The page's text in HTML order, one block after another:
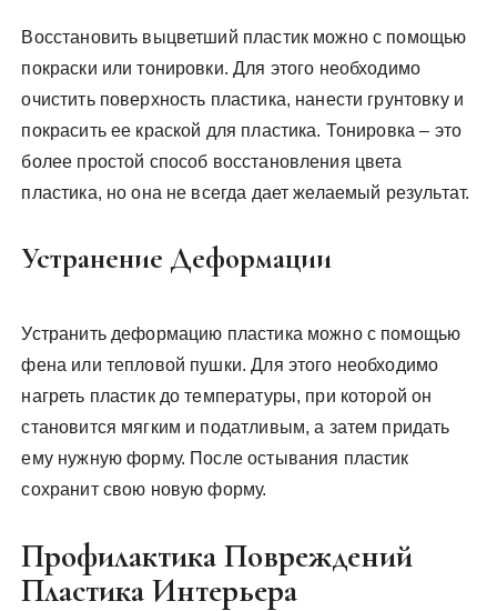
Восстановить выцветший пластик можно с помощью
покраски или тонировки. Для этого необходимо
очистить поверхность пластика, нанести грунтовку и
покрасить ее краской для пластика. Тонировка – это
более простой способ восстановления цвета
пластика, но она не всегда дает желаемый результат.
Устранение Деформации
Устранить деформацию пластика можно с помощью
фена или тепловой пушки. Для этого необходимо
нагреть пластик до температуры, при которой он
становится мягким и податливым, а затем придать
ему нужную форму. После остывания пластик
сохранит свою новую форму.
Профилактика Повреждений
Пластика Интерьера